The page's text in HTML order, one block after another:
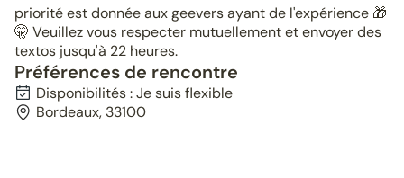
priorité est donnée aux geevers ayant de l'expérience 🎁
🤫 Veuillez vous respecter mutuellement et envoyer des
textos jusqu'à 22 heures.
Préférences de rencontre
Disponibilités : Je suis flexible
Bordeaux, 33100